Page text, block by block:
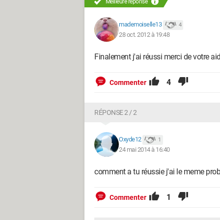
Meilleure réponse
mademoiselle13 4
28 oct. 2012 à 19:48
Finalement j'ai réussi merci de votre
Commenter 4
RÉPONSE 2 / 2
Oxyde12 1
24 mai 2014 à 16:40
comment a tu réussie j'ai le meme
Commenter 1